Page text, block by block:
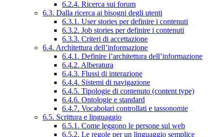
6.2.4. Ricerca sui forum
6.3. Dalla ricerca ai bisogni degli utenti
6.3.1. User stories per definire i contenuti
6.3.2. Job stories per definire i contenuti
6.3.3. Criteri di accettazione
6.4. Architettura dell’informazione
6.4.1. Definire l’architettura dell’informazione
6.4.2. Alberatura
6.4.3. Flussi di interazione
6.4.4. Sistemi di navigazione
6.4.5. Tipologie di contenuto (content type)
6.4.6. Ontologie e standard
6.4.7. Vocabolari controllati e tassonomie
6.5. Scrittura e linguaggio
6.5.1. Come leggono le persone sul web
6.5.2. Le regole per un linguaggio semplice